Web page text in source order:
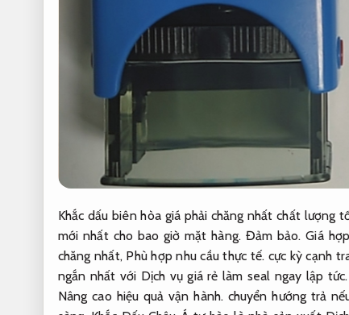
Khắc dấu biên hòa giá phải chăng nhất chất lượng
mới nhất cho bao giờ mặt hàng. Đảm bảo. Giá
chăng nhất, Phù hợp nhu cầu thực tế.cực kỳ cạnh
ngắn nhất với Dịch vụ giá rẻ làm seal ngay lập tức.
Nâng cao hiệu quả vận hành.chuyển hướng trả